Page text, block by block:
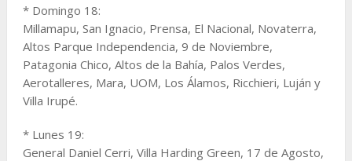
* Domingo 18:
Millamapu, San Ignacio, Prensa, El Nacional, Novaterra,
Altos Parque Independencia, 9 de Noviembre,
Patagonia Chico, Altos de la Bahía, Palos Verdes,
Aerotalleres, Mara, UOM, Los Álamos, Ricchieri, Luján y
Villa Irupé.
* Lunes 19:
General Daniel Cerri, Villa Harding Green, 17 de Agosto,